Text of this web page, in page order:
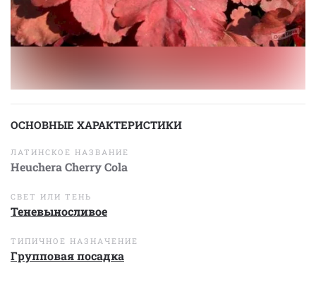
ОСНОВНЫЕ ХАРАКТЕРИСТИКИ
ЛАТИНСКОЕ НАЗВАНИЕ
Heuchera Cherry Cola
СВЕТ ИЛИ ТЕНЬ
Теневыносливое
ТИПИЧНОЕ НАЗНАЧЕНИЕ
Групповая посадка